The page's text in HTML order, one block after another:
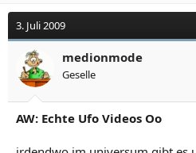
3. Juli 2009
medionmode
Geselle
AW: Echte Ufo Videos Oo